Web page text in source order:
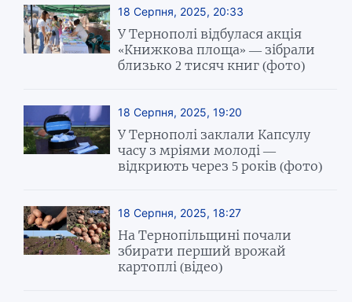
18 Серпня, 2025, 20:33
У Тернополі відбулася акція
«Книжкова площа» — зібрали
близько 2 тисяч книг (фото)
18 Серпня, 2025, 19:20
У Тернополі заклали Капсулу
часу з мріями молоді —
відкриють через 5 років (фото)
18 Серпня, 2025, 18:27
На Тернопільщині почали
збирати перший врожай
картоплі (відео)